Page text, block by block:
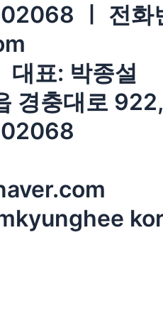
ㅣ 전
대표: 박종설
경충대로